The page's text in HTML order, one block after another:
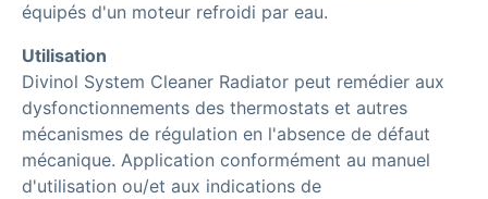
équipés d'un moteur refroidi par eau.
Utilisation
Divinol System Cleaner Radiator peut remédier aux
dysfonctionnements des thermostats et autres
mécanismes de régulation en l'absence de défaut
mécanique. Application conformément au manuel
d'utilisation ou/et aux indications de